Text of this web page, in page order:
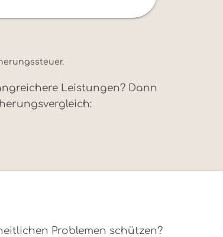
Leistungen? Dann
Problemen schützen?